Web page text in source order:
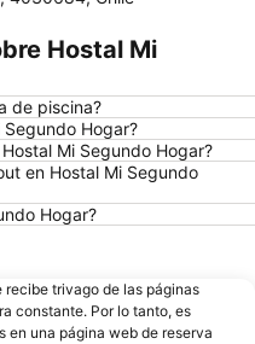
Hostal Mi
de piscina?
Hogar?
Mi Segundo Hogar?
en Hostal Mi Segundo
Hogar?
trivago de las páginas
constante. Por lo tanto, es
en una página web de reserva